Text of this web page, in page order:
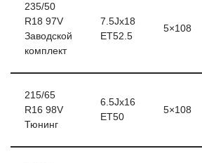
235/50
R18 97V
Заводской
комплект
7.5Jx18
ET52.5
5×108
215/65
R16 98V
Тюнинг
6.5Jx16
ET50
5×108